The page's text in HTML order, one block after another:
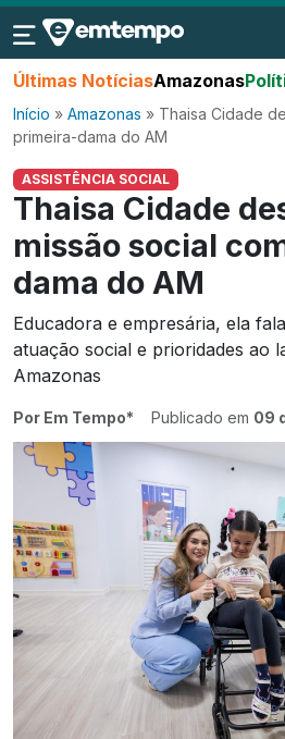
Últimas NotíciasAmazonas
Início » Amazonas » Thaisa Cidade
primeira-dama do AM
ASSISTÊNCIA SOCIAL
Thaisa Cidade
missão social
dama do AM
Educadora e empresária, ela
atuação social e prioridades ao
Amazonas
Por Em Tempo* Publicado em 09